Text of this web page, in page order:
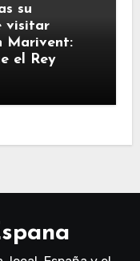
su
visitar
Marivent:
el Rey